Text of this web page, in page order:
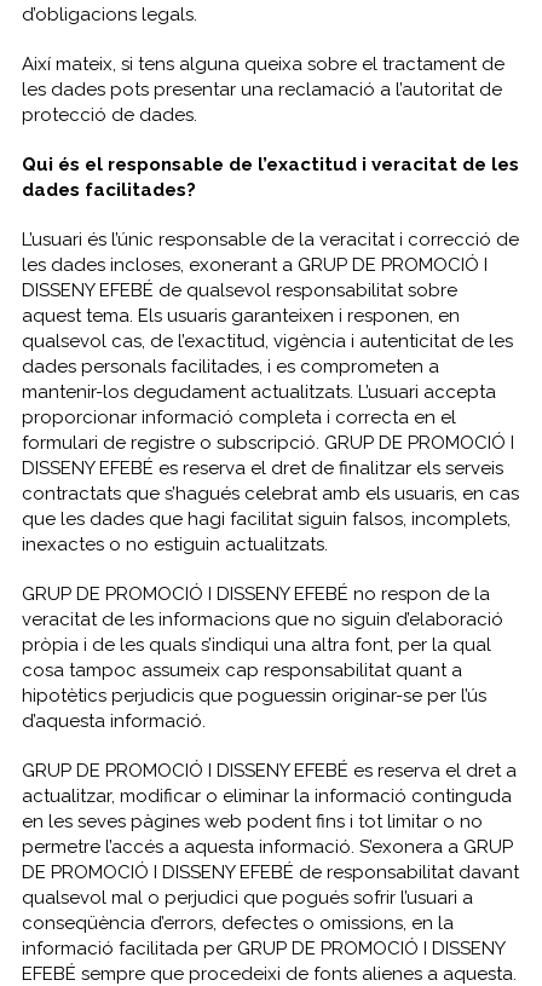
d’obligacions legals.
Així mateix, si tens alguna queixa sobre el tractament de
les dades pots presentar una reclamació a l’autoritat de
protecció de dades.
Qui és el responsable de l’exactitud i veracitat de les
dades facilitades?
L’usuari és l’únic responsable de la veracitat i correcció de
les dades incloses, exonerant a GRUP DE PROMOCIÓ I
DISSENY EFEBÉ de qualsevol responsabilitat sobre
aquest tema. Els usuaris garanteixen i responen, en
qualsevol cas, de l’exactitud, vigència i autenticitat de les
dades personals facilitades, i es comprometen a
mantenir-los degudament actualitzats. L’usuari accepta
proporcionar informació completa i correcta en el
formulari de registre o subscripció. GRUP DE PROMOCIÓ I
DISSENY EFEBÉ es reserva el dret de finalitzar els serveis
contractats que s’hagués celebrat amb els usuaris, en cas
que les dades que hagi facilitat siguin falsos, incomplets,
inexactes o no estiguin actualitzats.
GRUP DE PROMOCIÓ I DISSENY EFEBÉ no respon de la
veracitat de les informacions que no siguin d’elaboració
pròpia i de les quals s’indiqui una altra font, per la qual
cosa tampoc assumeix cap responsabilitat quant a
hipotètics perjudicis que poguessin originar-se per l’ús
d’aquesta informació.
GRUP DE PROMOCIÓ I DISSENY EFEBÉ es reserva el dret a
actualitzar, modificar o eliminar la informació continguda
en les seves pàgines web podent fins i tot limitar o no
permetre l’accés a aquesta informació. S’exonera a GRUP
DE PROMOCIÓ I DISSENY EFEBÉ de responsabilitat davant
qualsevol mal o perjudici que pogués sofrir l’usuari a
conseqüència d’errors, defectes o omissions, en la
informació facilitada per GRUP DE PROMOCIÓ I DISSENY
EFEBÉ sempre que procedeixi de fonts alienes a aquesta.